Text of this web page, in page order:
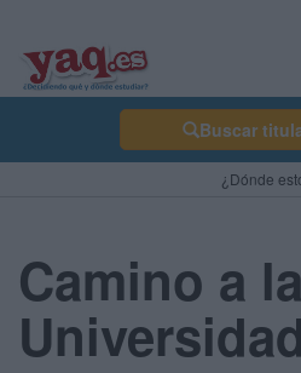
Buscar
¿Dónde
Camino a la